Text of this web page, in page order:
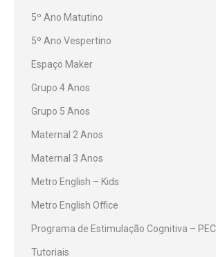
5º Ano Matutino
5º Ano Vespertino
Espaço Maker
Grupo 4 Anos
Grupo 5 Anos
Maternal 2 Anos
Maternal 3 Anos
Metro English – Kids
Metro English Office
Programa de Estimulação Cognitiva – PEC
Tutoriais